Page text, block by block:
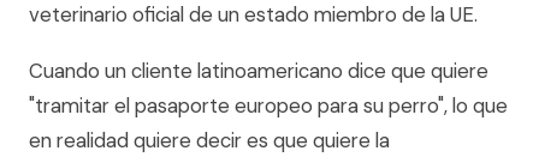
veterinario oficial de un estado miembro de la UE.
Cuando un cliente latinoamericano dice que quiere
"tramitar el pasaporte europeo para su perro", lo que
en realidad quiere decir es que quiere la